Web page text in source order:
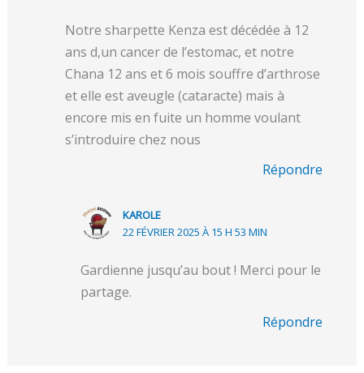
Notre sharpette Kenza est décédée à 12
ans d,un cancer de l’estomac, et notre
Chana 12 ans et 6 mois souffre d’arthrose
et elle est aveugle (cataracte) mais à
encore mis en fuite un homme voulant
s’introduire chez nous
Répondre
KAROLE
22 FÉVRIER 2025 À 15 H 53 MIN
Gardienne jusqu’au bout ! Merci pour le
partage.
Répondre